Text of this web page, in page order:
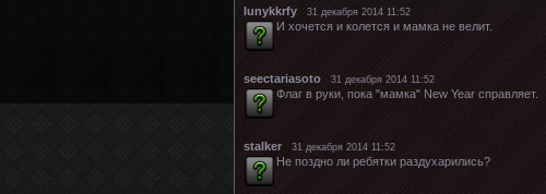
lunykkrfy 31 декабря 2014 11:52
И хочется и колется и мамка не велит.
seectariasoto 31 декабря 2014 11:52
Флаг в руки, пока "мамка" New Year справляет.
stalker 31 декабря 2014 11:52
Не поздно ли ребятки раздухарились?